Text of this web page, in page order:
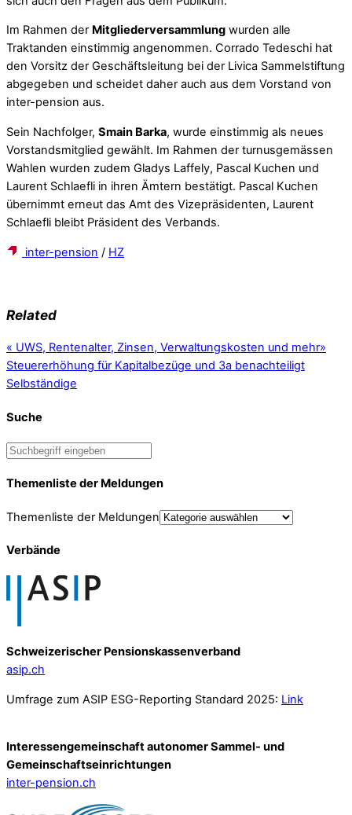
Im Rahmen der Mitgliederversammlung wurden alle
Traktanden einstimmig angenommen. Corrado Tedeschi hat
den Vorsitz der Geschäftsleitung bei der Livica Sammelstiftung
abgegeben und scheidet daher auch aus dem Vorstand von
inter-pension aus.
Sein Nachfolger, Smain Barka, wurde einstimmig als neues
Vorstandsmitglied gewählt. Im Rahmen der turnusgemässen
Wahlen wurden zudem Gladys Laffely, Pascal Kuchen und
Laurent Schlaefli in ihren Ämtern bestätigt. Pascal Kuchen
übernimmt erneut das Amt des Vizepräsidenten, Laurent
Schlaefli bleibt Präsident des Verbands.
inter-pension / HZ
Related
« UWS, Rentenalter, Zinsen, Verwaltungskosten und mehr»
Steuererhöhung für Kapitalbezüge und 3a benachteiligt
Selbständige
Suche
Themenliste der Meldungen
Themenliste der Meldungen
Verbände
Schweizerischer Pensionskassenverband
asip.ch
Umfrage zum ASIP ESG-Reporting Standard 2025: Link
Interessengemeinschaft autonomer Sammel- und
Gemeinschafts­einrichtungen
inter-pension.ch